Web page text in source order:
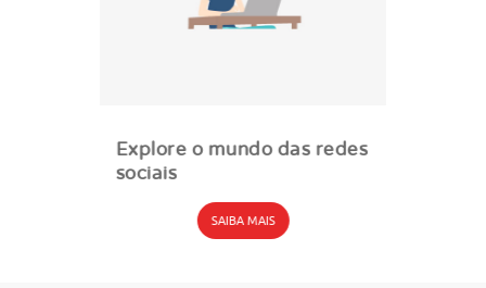
Explore o mundo das redes
sociais
SAIBA MAIS